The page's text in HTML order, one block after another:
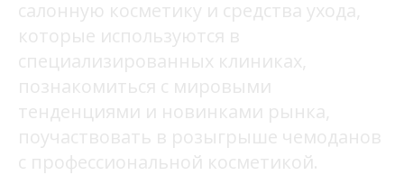
салонную косметику и средства ухода,
которые используются в
специализированных клиниках,
познакомиться с мировыми
тенденциями и новинками рынка,
поучаствовать в розыгрыше чемоданов
с профессиональной косметикой.